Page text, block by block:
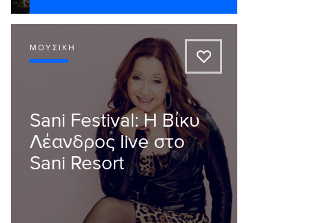
ΜΟΥΣΙΚΉ
A
Sani Festival: Η Βίκυ
Λέανδρος live στο
Sani Resort